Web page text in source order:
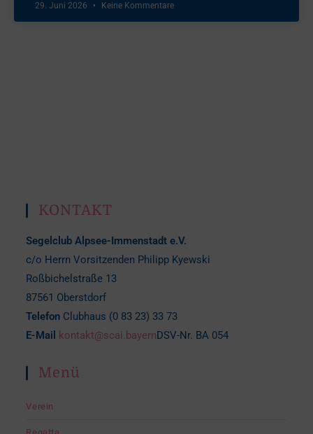
29. Juni 2026 Keine Kommentare
KONTAKT
Segelclub Alpsee-Immenstadt e.V.
c/o Herrn Vorsitzenden Philipp Kyewski
Roßbichelstraße 13
87561 Oberstdorf
Telefon Clubhaus (0 83 23) 33 73
E-Mail
kontakt@scai.bayernDSV-Nr. BA 054
Menü
Verein